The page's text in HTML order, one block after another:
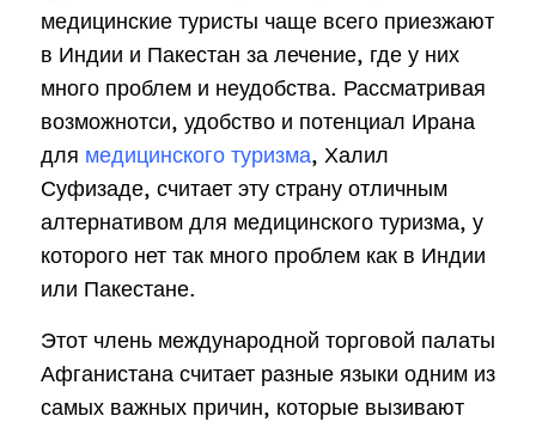
медицинские туристы чаще всего приезжают
в Индии и Пакестан за лечение, где у них
много проблем и неудобства. Рассматривая
возможнотси, удобство и потенциал Ирана
для медицинского туризма, Халил
Суфизаде, считает эту страну отличным
алтернативом для медицинского туризма, у
которого нет так много проблем как в Индии
или Пакестане.
Этот члень международной торговой палаты
Афганистана считает разные языки одним из
самых важных причин, которые вызивают